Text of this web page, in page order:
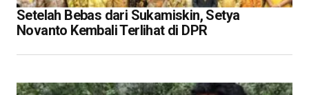
Setelah Bebas dari Sukamiskin, Setya
Novanto Kembali Terlihat di DPR